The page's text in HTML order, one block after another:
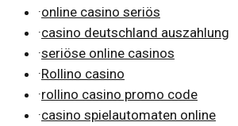
·online casino seriös
·casino deutschland auszahlung
·seriöse online casinos
·Rollino casino
·rollino casino promo code
·casino spielautomaten online